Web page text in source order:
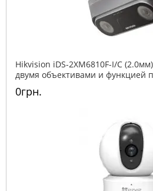
Hikvision iDS-2XM6810F-I/C
двумя объективами и функцией
0грн.